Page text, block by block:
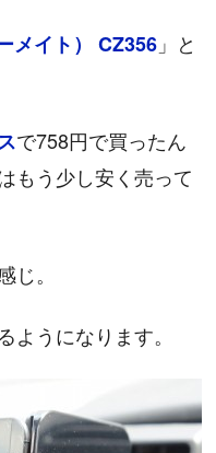
メイト） CZ356 」と
で758円で買ったん
もう少し安く売って
。
ようになります。